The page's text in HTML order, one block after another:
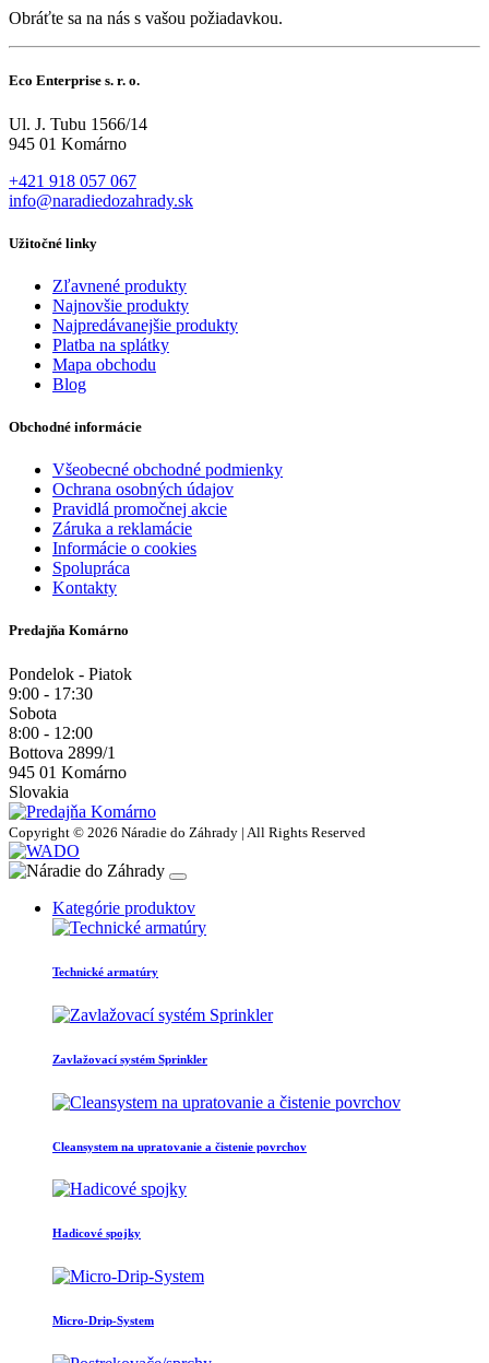
Obráťte sa na nás s vašou požiadavkou.
Eco Enterprise s. r. o.
Ul. J. Tubu 1566/14
945 01 Komárno
+421 918 057 067
info@naradiedozahrady.sk
Užitočné linky
Zľavnené produkty
Najnovšie produkty
Najpredávanejšie produkty
Platba na splátky
Mapa obchodu
Blog
Obchodné informácie
Všeobecné obchodné podmienky
Ochrana osobných údajov
Pravidlá promočnej akcie
Záruka a reklamácie
Informácie o cookies
Spolupráca
Kontakty
Predajňa Komárno
Pondelok - Piatok
9:00 - 17:30
Sobota
8:00 - 12:00
Bottova 2899/1
945 01 Komárno
Slovakia
Copyright © 2026 Náradie do Záhrady | All Rights Reserved
Kategórie produktov
Technické armatúry
Zavlažovací systém Sprinkler
Cleansystem na upratovanie a čistenie povrchov
Hadicové spojky
Micro-Drip-System